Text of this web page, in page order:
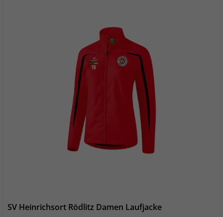
SV Heinrichsort Rödlitz Damen Laufjacke